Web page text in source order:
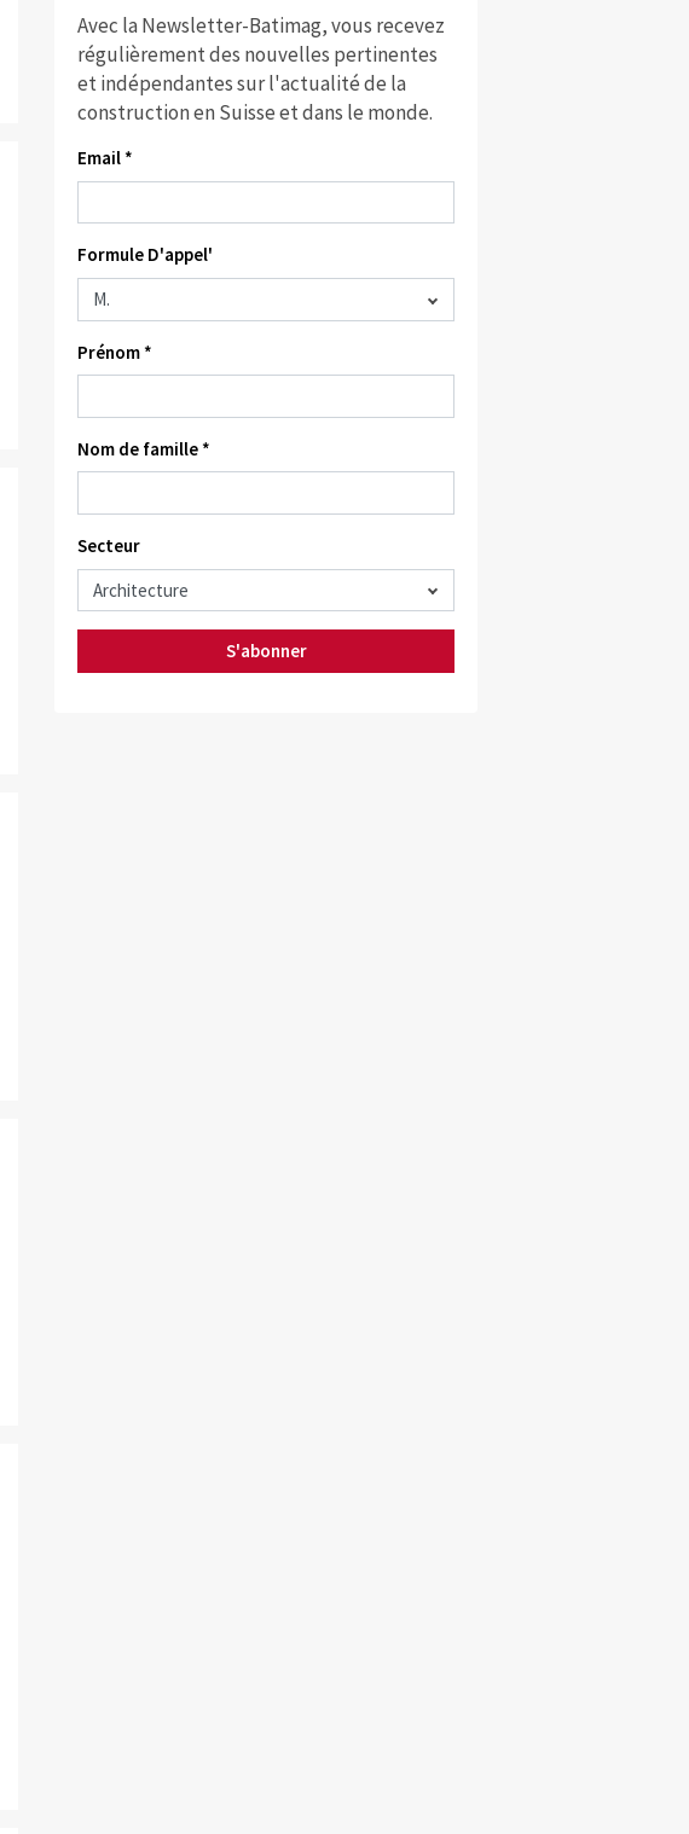
Avec la Newsletter-Batimag, vous recevez
régulièrement des nouvelles pertinentes
et indépendantes sur l'actualité de la
construction en Suisse et dans le monde.
Email *
Formule D'appel'
Prénom *
Nom de famille *
Secteur
S'abonner